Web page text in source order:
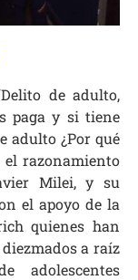
de adulto,
paga y si tiene
adulto ¿Por qué
el razonamiento
Milei, y su
el apoyo de la
quienes han
a raíz
adolescentes